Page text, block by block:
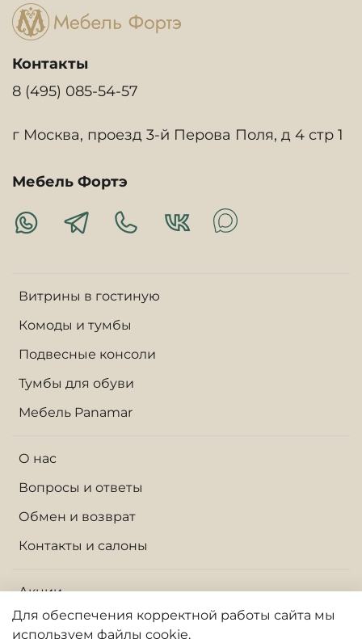
Витрины в гостиную
Комоды и тумбы
Подвесные консоли
Тумбы для обуви
Мебель Panamar
О нас
Вопросы и ответы
Обмен и возврат
Контакты и салоны
Акции
Доставка по Москве и МО
Контакты
8 (495) 085-54-57
г Москва, проезд 3-й Перова Поля, д 4 стр 1
Мебель Фортэ
Для обеспечения корректной работы сайта мы
используем файлы cookie.